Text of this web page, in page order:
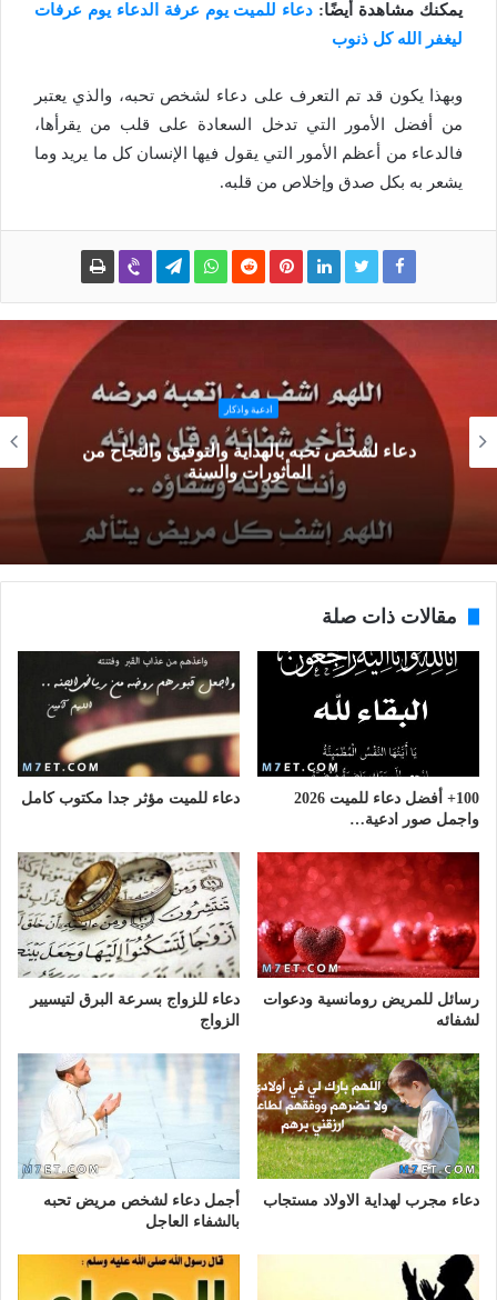
يمكنك مشاهدة أيضًا: دعاء للميت يوم عرفة الدعاء يوم عرفات
ليغفر الله كل ذنوب
وبهذا يكون قد تم التعرف على دعاء لشخص تحبه، والذي يعتبر
من أفضل الأمور التي تدخل السعادة على قلب من يقرأها،
فالدعاء من أعظم الأمور التي يقول فيها الإنسان كل ما يريد وما
يشعر به بكل صدق وإخلاص من قلبه.
ادعية واذكار
دعاء لشخص تحبه بالهداية والتوفيق والنجاح من
المأثورات والسنة
مقالات ذات صلة
100+ أفضل دعاء للميت 2026
واجمل صور ادعية…
دعاء للميت مؤثر جدا مكتوب كامل
رسائل للمريض رومانسية ودعوات
لشفائه
دعاء للزواج بسرعة البرق لتيسيير
الزواج
دعاء مجرب لهداية الاولاد مستجاب
أجمل دعاء لشخص مريض تحبه
بالشفاء العاجل